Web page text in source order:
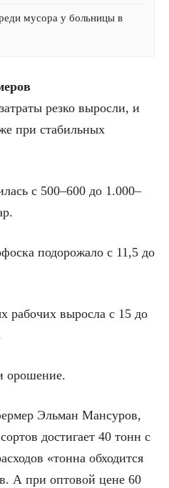
мусора у больницы в
резко выросли, и
при стабильных
с 500–600 до 1.000–
подорожало с 11,5 до
рабочих выросла с 15 до
орошение.
Эльман Мансуров,
достигает 40 тонн с
«тонна обходится
А при оптовой цене 60